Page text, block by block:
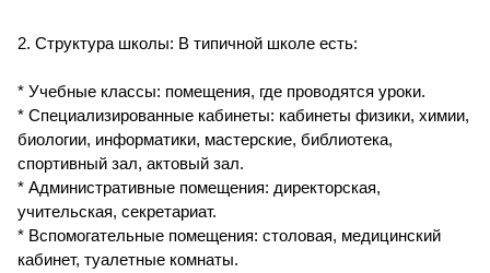
2. Структура школы: В типичной школе есть:
* Учебные классы: помещения, где проводятся уроки.
* Специализированные кабинеты: кабинеты физики, химии,
биологии, информатики, мастерские, библиотека,
спортивный зал, актовый зал.
* Административные помещения: директорская,
учительская, секретариат.
* Вспомогательные помещения: столовая, медицинский
кабинет, туалетные комнаты.